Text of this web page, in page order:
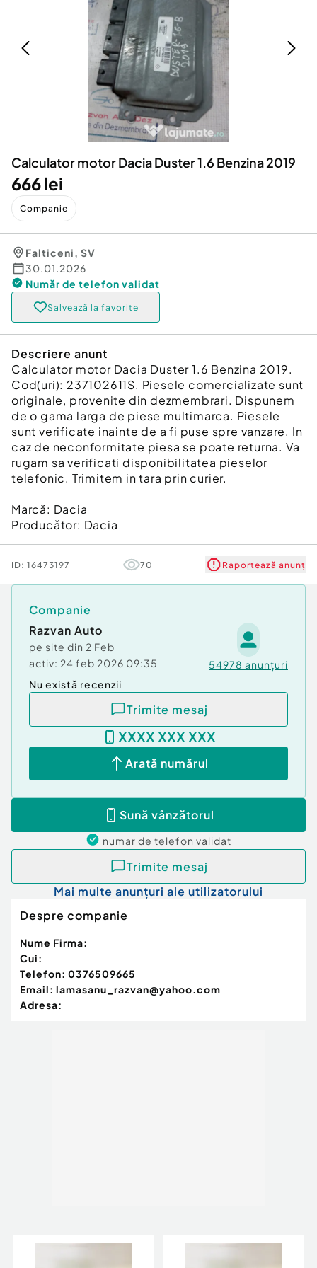
Animale de companie
Afaceri și echipamente profesionale
Inchiriere Bunuri si Vehicule
Utilaje agricole si industriale
Piese auto si accesorii
Dacia Duster
Calculator motor Dacia Duster 1.6 Benzina 2019
666 lei
Companie
Falticeni, SV
30.01.2026
Număr de telefon validat
Salvează la favorite
Descriere anunt
Calculator motor Dacia Duster 1.6 Benzina 2019.
Cod(uri): 237102611S. Piesele comercializate sunt
originale, provenite din dezmembrari. Dispunem
de o gama larga de piese multimarca. Piesele
sunt verificate inainte de a fi puse spre vanzare. In
caz de neconformitate piesa se poate returna. Va
rugam sa verificati disponibilitatea pieselor
telefonic. Trimitem in tara prin curier.
Marcă: Dacia
Producător: Dacia
ID: 16473197 70 Raportează anunț
Companie
Razvan Auto
pe site din 2 Feb
activ: 24 feb 2026 09:35 54978 anunțuri
Nu există recenzii
Trimite mesaj
XXXX XXX XXX
Arată numărul
Sună vânzătorul
numar de telefon validat
Trimite mesaj
Mai multe anunțuri ale utilizatorului
Despre companie
Nume Firma:
Cui:
Telefon: 0376509665
Email: lamasanu_razvan@yahoo.com
Adresa: